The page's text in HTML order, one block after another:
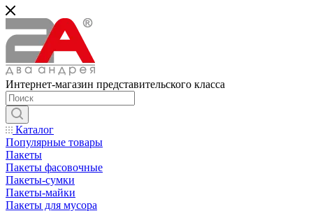
Интернет-магазин представительского класса
Каталог
Популярные товары
Пакеты
Пакеты фасовочные
Пакеты-сумки
Пакеты-майки
Пакеты для мусора